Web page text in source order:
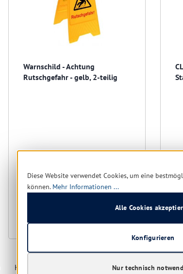
Warnschild - Achtung
Rutschgefahr - gelb, 2-teilig
noch 6 verfügbar, Lieferzeit: 1-5
6,35 € *
10,36 €(38.71% gespart)
Kunden haben sich ebenfalls angesehen
Diese Website verwendet Cookies, um eine
können. Mehr Informationen ...
Nur technisch
Konfigurieren
Alle Cookies